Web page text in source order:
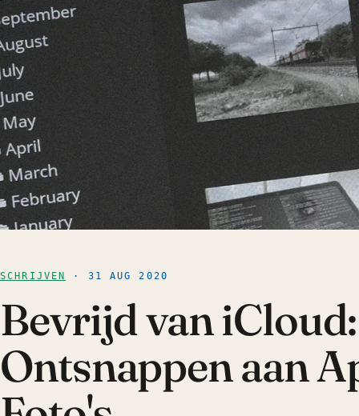
SCHRIJVEN · 31 AUG 2020
Bevrijd van iCloud:
Ontsnappen aan